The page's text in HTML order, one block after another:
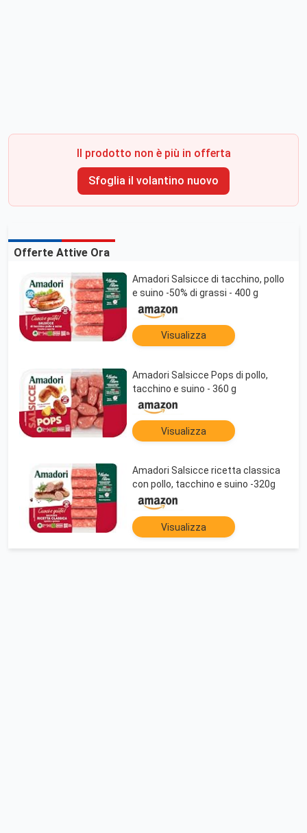
Il prodotto non è più in offerta
Sfoglia il volantino nuovo
Offerte Attive Ora
Amadori Salsicce di tacchino, pollo
e suino -50% di grassi - 400 g
Visualizza
Amadori Salsicce Pops di pollo,
tacchino e suino - 360 g
Visualizza
Amadori Salsicce ricetta classica
con pollo, tacchino e suino -320g
Visualizza